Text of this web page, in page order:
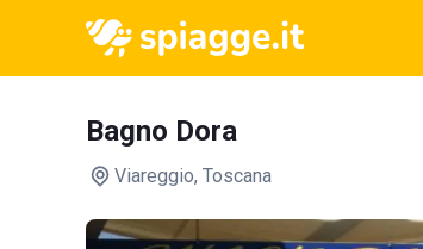
Bagno Dora
Viareggio, Toscana